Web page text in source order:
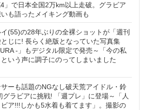
」で日本全国2万km以上走破。グラビア
も語ったメイキング動画も
(55)の28年ぶりの全裸ショットが「週刊
じに! 長らく絶版となっていた写真集
-」もデジタル限定で発売～「今の私
いう声に調子にのってしまいました
ーも話題のNGなし破天荒アイドル・鈴
グラビアに挑戦! 「週プレ」に登場～「人
ア!!!しかも5水着も着てます」。撮影の